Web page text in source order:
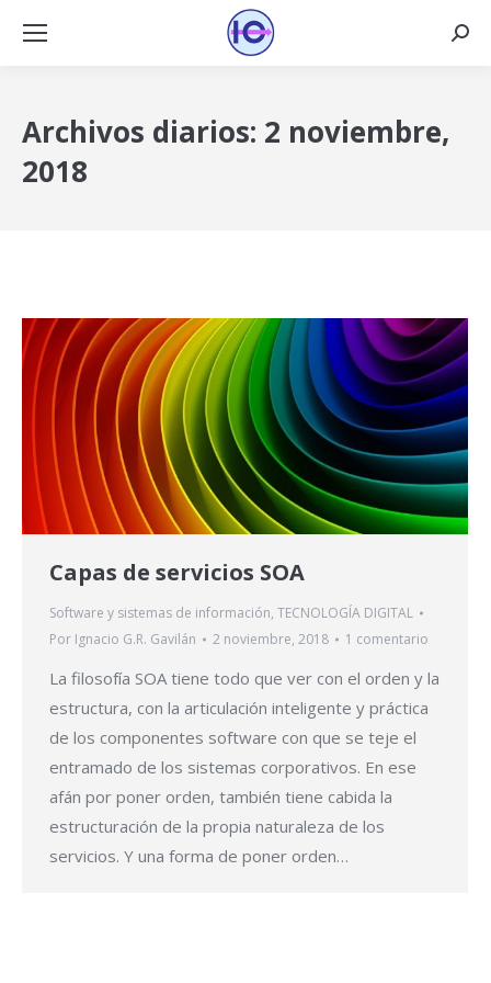
Archivos diarios: 2 noviembre,
2018
Capas de servicios SOA
Software y sistemas de información, TECNOLOGÍA DIGITAL
Por Ignacio G.R. Gavilán 2 noviembre, 2018 1 comentario
La filosofía SOA tiene todo que ver con el orden y la
estructura, con la articulación inteligente y práctica
de los componentes software con que se teje el
entramado de los sistemas corporativos. En ese
afán por poner orden, también tiene cabida la
estructuración de la propia naturaleza de los
servicios. Y una forma de poner orden…